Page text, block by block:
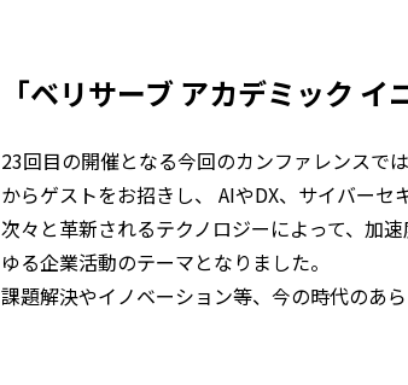
「ベリサーブ アカデミック
23回目の開催となる今回のカンファレンスで
からゲストをお招きし、 AIやDX、サイバー
次々と革新されるテクノロジーによって、加
ゆる企業活動のテーマとなりました。
課題解決やイノベーション等、今の時代のあ